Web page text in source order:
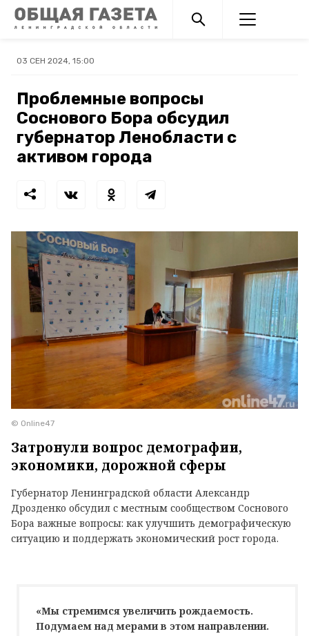
03 СЕН 2024, 15:00
Проблемные вопросы
Соснового Бора обсудил
губернатор Ленобласти с
активом города
© Online47
Затронули вопрос демографии,
экономики, дорожной сферы
Губернатор Ленинградской области Александр
Дрозденко обсудил с местным сообществом Соснового
Бора важные вопросы: как улучшить демографическую
ситуацию и поддержать экономический рост города.
«Мы стремимся увеличить рождаемость.
Подумаем над мерами в этом направлении.